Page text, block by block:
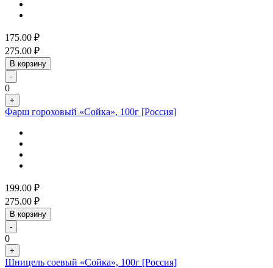
175.00 ₽
275.00 ₽
В корзину
-
0
+
Фарш гороховый «Сойка», 100г [Россия]
199.00 ₽
275.00 ₽
В корзину
-
0
+
Шницель соевый «Сойка», 100г [Россия]